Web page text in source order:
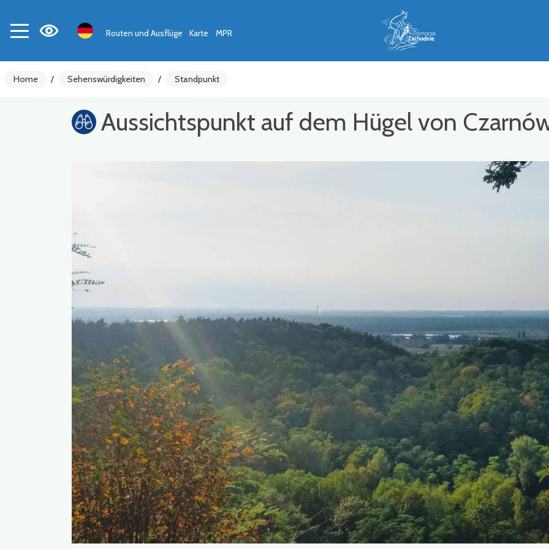
Routen und Ausflüge Karte MPR
Home / Sehenswürdigkeiten / Standpunkt
Aussichtspunkt auf dem Hügel von